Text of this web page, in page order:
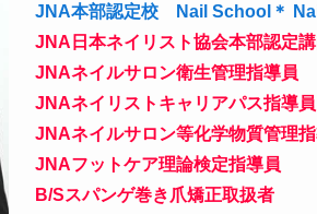
JNA本部認定校 Nail School＊
JNA日本ネイリスト協会本部認定
JNAネイルサロン衛生管理指導員
JNAネイリストキャリアパス指導員
JNAネイルサロン等化学物質管理
JNAフットケア理論検定指導員
B/Sスパンゲ巻き爪矯正取扱者